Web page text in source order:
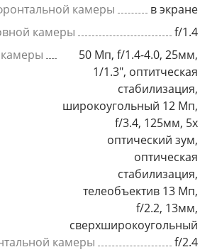
камеры
в экране
камеры
f/1.4
камеры
50 Мп, f/1.4-4.0, 25мм,
1/1.3", оптитческая
стабилизация,
широкоугольный 12 Мп,
f/3.4, 125мм, 5x
оптический зум,
оптическая
стабилизация,
телеобъектив 13 Мп,
f/2.2, 13мм,
сверхширокоугольный
камеры
f/2.4